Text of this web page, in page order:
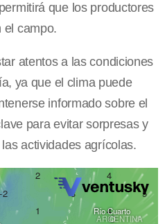
que los productores
el campo.
atentos a las condiciones
ya que el clima puede
informado sobre el
para evitar sorpresas y
actividades agrícolas.